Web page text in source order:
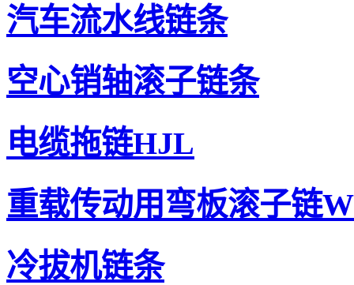
汽车流水线链条
空心销轴滚子链条
电缆拖链HJL
重载传动用弯板滚子链
冷拔机链条